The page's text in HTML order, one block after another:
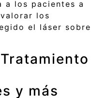
a los pacientes a
los
el láser sobre
y más